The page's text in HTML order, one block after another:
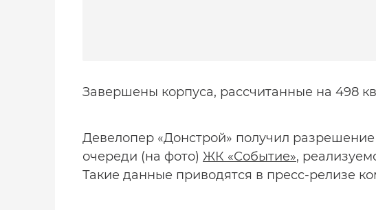
Завершены корпуса, рассчитанные на 498
Девелопер «Донстрой» получил
очереди (на фото) ЖК «Событие»,
Такие данные приводятся в пресс-релизе